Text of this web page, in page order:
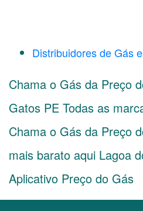
Distribuidores de Gás
Chama o Gás da Preço
Gatos PE Todas as
Chama o Gás da Preço
mais barato aqui Lagoa
Aplicativo Preço do Gás